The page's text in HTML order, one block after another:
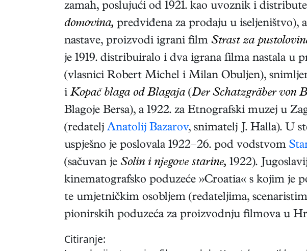
zamah, poslujući od 1921. kao uvoznik i
domovina, predviđena za prodaju u iseljeništvo),
nastave, proizvodi igrani film Strast za
je 1919. distribuiralo i dva igrana filma nastala u
(vlasnici Robert Michel i Milan Obuljen),
i Kopač blaga od Blagaja (Der Schatzgräber von
Blagoje Bersa), a 1922. za Etnografski muzej u
(redatelj Anatolij Bazarov, snimatelj J. Halla). U
uspješno je poslovala 1922–26. pod vodstvom
(sačuvan je Solin i njegove starine, 1922).
kinematografsko poduzeće »Croatia« s kojim je
te umjetničkim osobljem (redateljima,
pionirskih poduzeća za proizvodnju filmova u
Citiranje: